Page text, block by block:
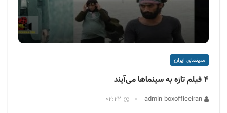
سینمای ایران
۴ فیلم تازه به سینماها می‌آیند
02:22